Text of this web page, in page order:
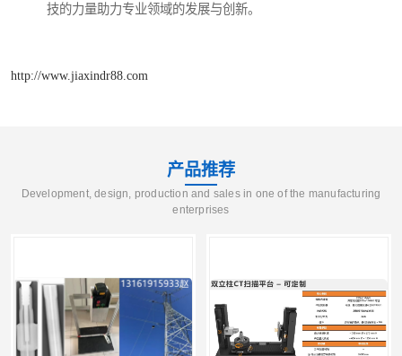
技的力量助力专业领域的发展与创新。
http://www.jiaxindr88.com
产品推荐
Development, design, production and sales in one of the manufacturing
enterprises